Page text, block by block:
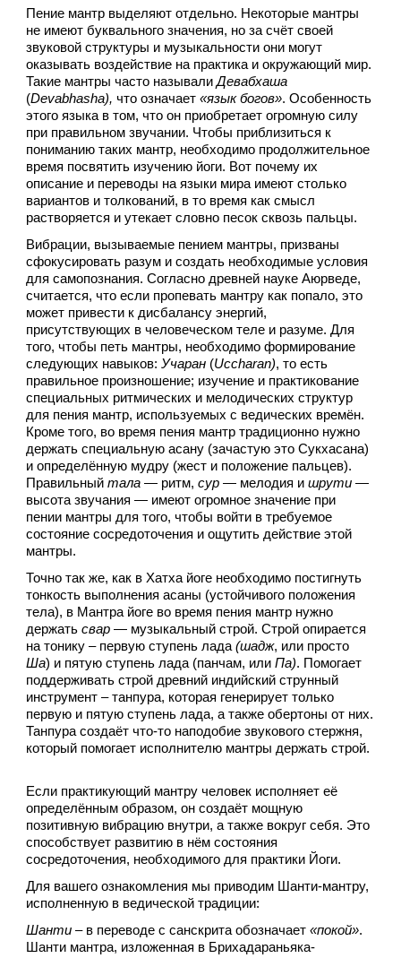
Пение мантр выделяют отдельно. Некоторые мантры
не имеют буквального значения, но за счёт своей
звуковой структуры и музыкальности они могут
оказывать воздействие на практика и окружающий мир.
Такие мантры часто называли Девабхаша
(Devabhasha), что означает «язык богов». Особенность
этого языка в том, что он приобретает огромную силу
при правильном звучании. Чтобы приблизиться к
пониманию таких мантр, необходимо продолжительное
время посвятить изучению йоги. Вот почему их
описание и переводы на языки мира имеют столько
вариантов и толкований, в то время как смысл
растворяется и утекает словно песок сквозь пальцы.
Вибрации, вызываемые пением мантры, призваны
сфокусировать разум и создать необходимые условия
для самопознания. Согласно древней науке Аюрведе,
считается, что если пропевать мантру как попало, это
может привести к дисбалансу энергий,
присутствующих в человеческом теле и разуме. Для
того, чтобы петь мантры, необходимо формирование
следующих навыков: Учаран (Uccharan), то есть
правильное произношение; изучение и практикование
специальных ритмических и мелодических структур
для пения мантр, используемых с ведических времён.
Кроме того, во время пения мантр традиционно нужно
держать специальную асану (зачастую это Сукхасана)
и определённую мудру (жест и положение пальцев).
Правильный тала — ритм, сур — мелодия и шрути —
высота звучания — имеют огромное значение при
пении мантры для того, чтобы войти в требуемое
состояние сосредоточения и ощутить действие этой
мантры.
Точно так же, как в Хатха йоге необходимо постигнуть
тонкость выполнения асаны (устойчивого положения
тела), в Мантра йоге во время пения мантр нужно
держать свар — музыкальный строй. Строй опирается
на тонику – первую ступень лада (шадж
Ша) и пятую ступень лада (панчам, или Па). Помогает
поддерживать строй древний индийский струнный
инструмент – танпура, которая генерирует только
первую и пятую ступень лада, а также обертоны от них.
Танпура создаёт что-то наподобие звукового стержня,
который помогает исполнителю мантры держать строй.
Если практикующий мантру человек исполняет её
определённым образом, он создаёт мощную
позитивную вибрацию внутри, а также вокруг себя. Это
способствует развитию в нём состояния
сосредоточения, необходимого для практики Йоги.
Для вашего ознакомления мы приводим Шанти-мантру,
исполненную в ведической традиции:
Шанти – в переводе с санскрита обозначает «покой».
Шанти мантра, изложенная в Брихадараньяка-